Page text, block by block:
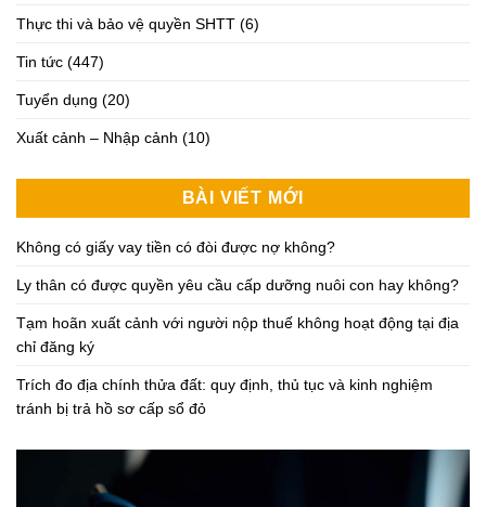
Thực thi và bảo vệ quyền SHTT (6)
Tin tức (447)
Tuyển dụng (20)
Xuất cảnh – Nhập cảnh (10)
BÀI VIẾT MỚI
Không có giấy vay tiền có đòi được nợ không?
Ly thân có được quyền yêu cầu cấp dưỡng nuôi con hay không?
Tạm hoãn xuất cảnh với người nộp thuế không hoạt động tại địa
chỉ đăng ký
Trích đo địa chính thửa đất: quy định, thủ tục và kinh nghiệm
tránh bị trả hồ sơ cấp sổ đỏ